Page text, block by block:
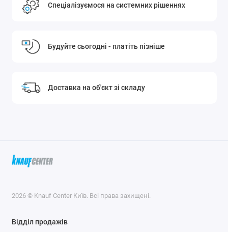
Спеціалізуємося на системних рішеннях
Будуйте сьогодні - платіть пізніше
Доставка на об'єкт зі складу
2026 © Knauf Center Київ. Всі права захищені.
Відділ продажів